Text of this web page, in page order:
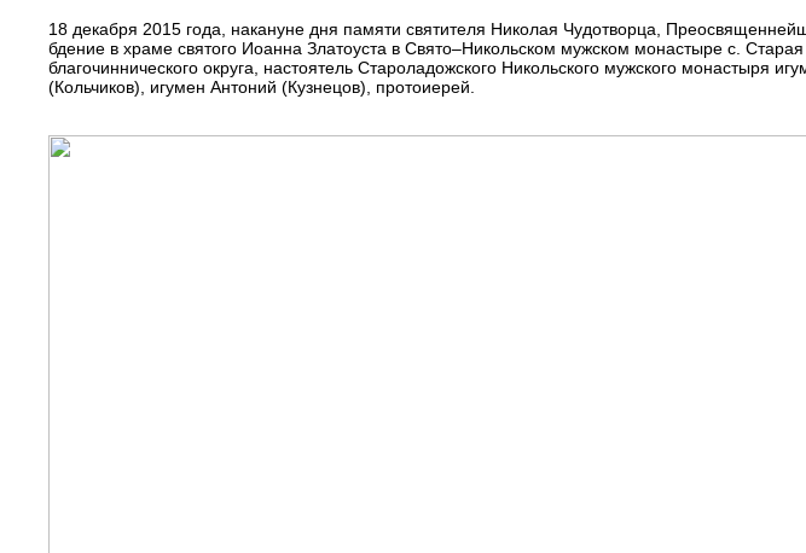
18 декабря 2015 года, накануне дня памяти святителя Николая Чудотворца,
бдение в храме святого Иоанна Златоуста в Свято–Никольском мужском монастыре с.
благочиннического округа, настоятель Староладожского Никольского мужского монастыря
(Кольчиков), игумен Антоний (Кузнецов), протоиерей.